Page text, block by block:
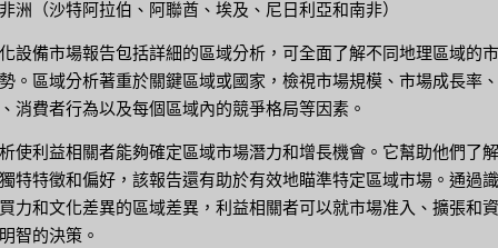
洲（沙特阿拉伯、阿聯酋、埃及、尼日利亞和南非）
設備市場報告包括詳細的區域分析，可全面了解不同地理區域的
。區域分析著重於關鍵區域或國家，檢視市場規模、市場成長率
消費者行為以及每個區域內的競爭格局等因素。
使利益相關者能夠確定區域市場潛力和增長機會。它幫助他們了
特特徵和偏好，該報告還有助於有效地瞄準特定區域市場。通過
力和文化差異的區域差異，利益相關者可以就市場准入、擴張和
智的決策。